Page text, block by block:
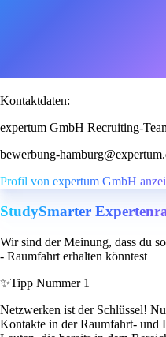
Kontaktdaten:
expertum GmbH Recruiting-
bewerbung-
Profil von expertum GmbH
StudySmarter
Wir sind der Meinung, dass du
- Raumfahrt erhalten könntest
✨Tipp Nummer 1
Netzwerken ist der Schlüssel!
Kontakte in der Raumfahrt- und